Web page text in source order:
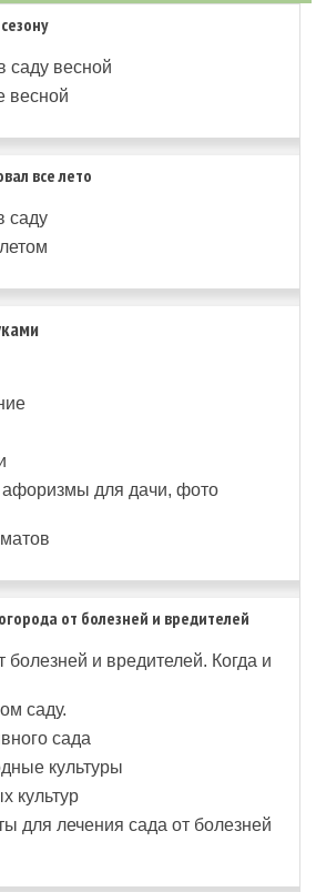
саду весной
весной
все лето
саду
для дачи, фото
от болезней и вредителей
и вредителей. Когда и
саду.
сада
культуры
культур
для лечения сада от болезней